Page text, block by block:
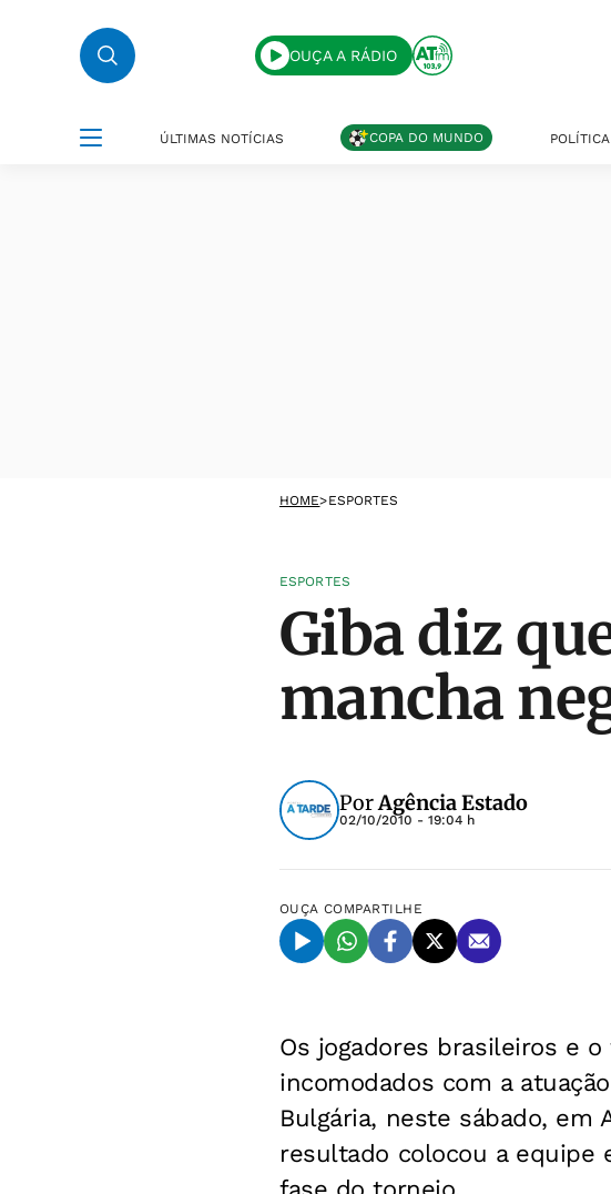
OUÇA A RÁDIO
ÚLTIMAS NOTÍCIAS COPA DO MUNDO POLÍTICA
HOME>ESPORTES
ESPORTES
Giba diz
mancha
PorAgência Estado
02/10/2010 - 19:04 h
OUÇA COMPARTILHE
Os jogadores brasileiros e
incomodados com a
Bulgária, neste sábado, em
resultado colocou a equipe